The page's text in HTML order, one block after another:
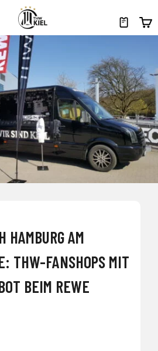
HAMBURG AM
THW-FANSHOPS MIT
BEIM REWE